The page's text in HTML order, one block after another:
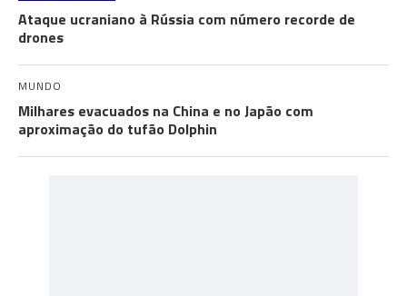
Ataque ucraniano à Rússia com número recorde de
drones
MUNDO
Milhares evacuados na China e no Japão com
aproximação do tufão Dolphin